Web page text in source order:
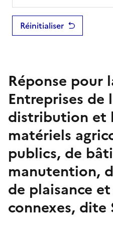
Réinitialiser
Réponse pour
Entreprises de
distribution et
matériels
publics, de
manutention,
de plaisance
connexes, dite